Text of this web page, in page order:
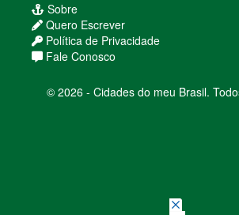
Sobre
Quero Escrever
Política de Privacidade
Fale Conosco
© 2026 - Cidades do meu Brasil.